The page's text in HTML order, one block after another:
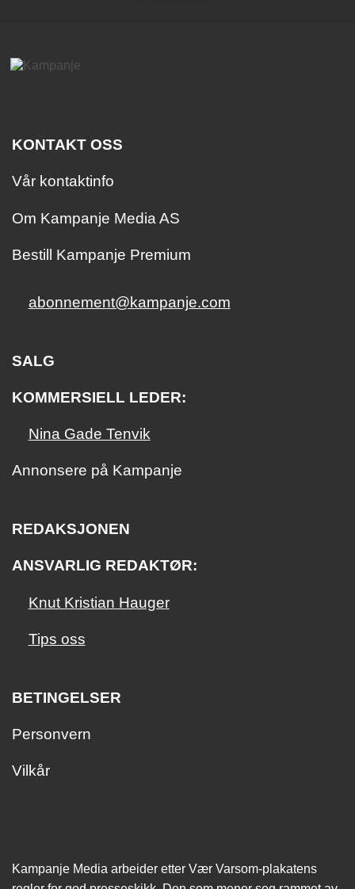
KONTAKT OSS
Vår kontaktinfo
Om Kampanje Media AS
Bestill Kampanje Premium
abonnement@kampanje.com
SALG
KOMMERSIELL LEDER:
Nina Gade Tenvik
Annonsere på Kampanje
REDAKSJONEN
ANSVARLIG REDAKTØR:
Knut Kristian Hauger
Tips oss
BETINGELSER
Personvern
Vilkår
Kampanje Media arbeider etter Vær Varsom-plakatens